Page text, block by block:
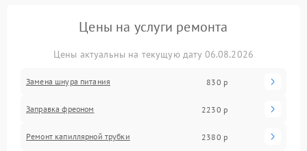
Цены на услуги ремонта
Цены актуальны на текущую дату 06.08.2026
Замена шнура питания 830 р
Заправка фреоном 2230 р
Ремонт капиллярной трубки 2380 р